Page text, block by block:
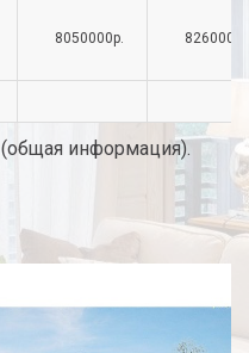
8050000р.
(общая информация).